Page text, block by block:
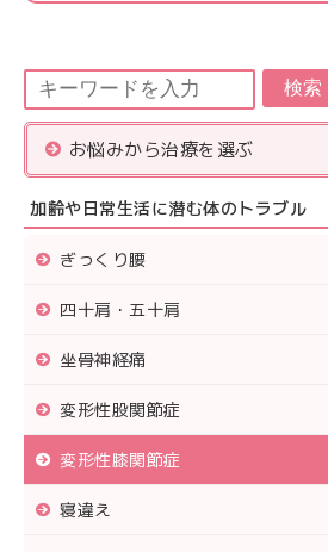
検索
お悩みから治療を選ぶ
加齢や日常生活に潜む体のトラブル
ぎっくり腰
四十肩・五十肩
坐骨神経痛
変形性股関節症
変形性膝関節症
寝違え